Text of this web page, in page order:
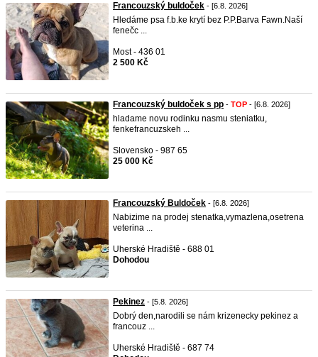
Francouzský buldoček - [6.8. 2026]
Hledáme psa f.b.ke krytí bez P.P.Barva Fawn.Naší
fenečc ...
Most - 436 01
2 500 Kč
Francouzský buldoček s pp - TOP - [6.8. 2026]
hladame novu rodinku nasmu steniatku,
fenkefrancuzskeh ...
Slovensko - 987 65
25 000 Kč
Francouzský Buldoček - [6.8. 2026]
Nabizime na prodej stenatka,vymazlena,osetrena
veterina ...
Uherské Hradiště - 688 01
Dohodou
Pekinez - [5.8. 2026]
Dobrý den,narodili se nám krizenecky pekinez a
francouz ...
Uherské Hradiště - 687 74